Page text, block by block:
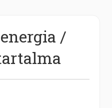
energia /